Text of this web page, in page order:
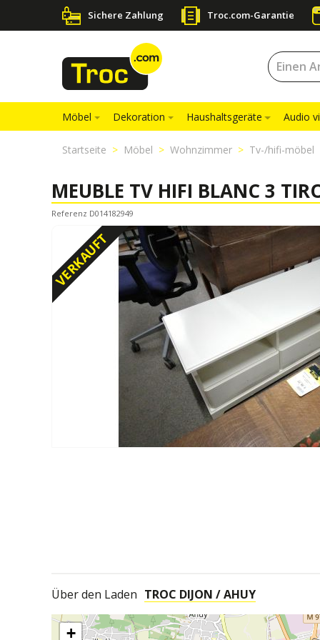
Sichere Zahlung Troc.com-Garantie
Möbel Dekoration Haushaltsgeräte Audio
Startseite Möbel Wohnzimmer Tv-/hifi-möbel
MEUBLE TV HIFI BLANC 3
Referenz D014182949
VERKAUFT
Über den Laden TROC DIJON / AHUY
+